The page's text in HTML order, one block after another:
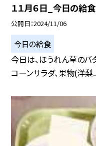
１１月６日_今日の給食
公開日 2024/11/06
今日の給食
今日は、ほうれん草のバ
コーンサラダ、果物(洋梨